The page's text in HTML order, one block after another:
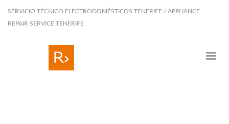
SERVICIO TÉCNICO ELECTRODOMÉSTICOS TENERIFE / APPLIANCE
REPAIR SERVICE TENERIFE